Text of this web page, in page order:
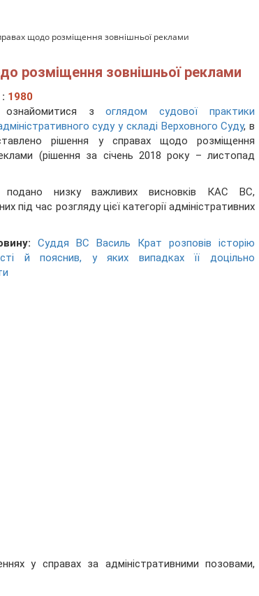
щодо розміщення зовнішньої реклами
розміщення зовнішньої реклами
1980
ознайомитися зоглядом судової практики
суду у складі Верховного Суду, в
рішення у справах щодо розміщення
(рішення за січень 2018 року – листопад
подано низку важливих висновків КАС ВС,
під час розгляду цієї категорії адміністративних
Суддя ВС Василь Крат розповів історію
й пояснив, у яких випадках її доцільно
у справах за адміністративними позовами,